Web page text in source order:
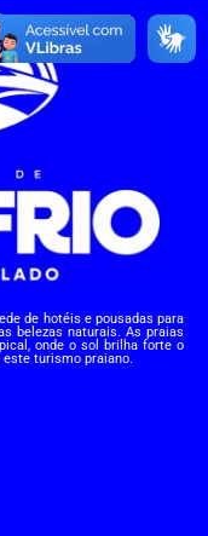
de hotéis e pousadas para
belezas naturais. As praias
onde o sol brilha forte o
turismo praiano.